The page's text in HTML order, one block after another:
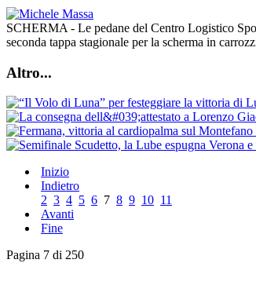
SCHERMA - Le pedane del Centro Logistico
seconda tappa stagionale per la scherma in
Altro...
Inizio
Indietro
2 3 4 5 6 7 8 9 10 11
Avanti
Fine
Pagina 7 di 250